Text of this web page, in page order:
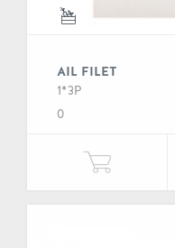
AIL FILET
1*3P
0